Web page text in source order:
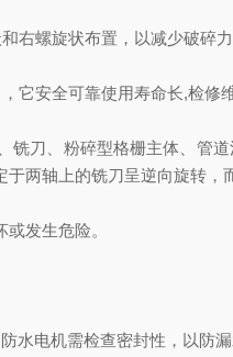
右螺旋状布置，以减少破碎
它安全可靠使用寿命长,检修
刀、粉碎型格栅主体、管
两轴上的铣刀呈逆向旋转，
发生危险。
水电机需检查密封性，以防漏